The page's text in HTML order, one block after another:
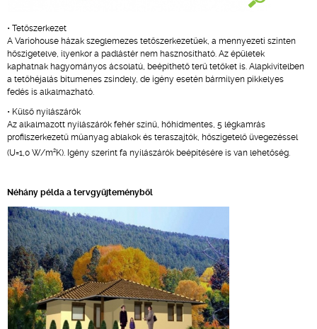
• Tetőszerkezet
A Variohouse házak szeglemezes tetőszerkezetűek, a mennyezeti szinten
hőszigetelve, ilyenkor a padlástér nem hasznosítható. Az épületek
kaphatnak hagyományos ácsolatú, beépíthető terű tetőket is. Alapkivitelben
a tetőhéjalás bitumenes zsindely, de igény esetén bármilyen pikkelyes
fedés is alkalmazható.
• Külső nyílászárók
Az alkalmazott nyílászárók fehér színű, hőhídmentes, 5 légkamrás
profilszerkezetű műanyag ablakok és teraszajtók, hőszigetelő üvegezéssel
(U=1,0 W/m2 K). Igény szerint fa nyílászárók beépítésére is van lehetőség.
Néhány példa a tervgyűjteményből